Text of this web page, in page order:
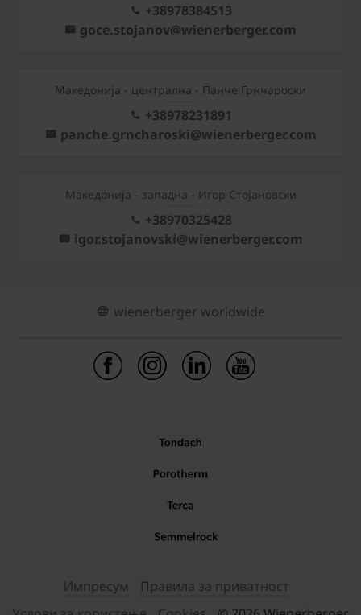
+38978384513
goce.stojanov@wienerberger.com
Mакедонија - централна - Панче Грнчароски
+38978231891
panche.grncharoski@wienerberger.com
Mакедонија - западна - Игор Стојановски
+38970325428
igor.stojanovski@wienerberger.com
wienerberger worldwide
Импресум
Правила за приватност